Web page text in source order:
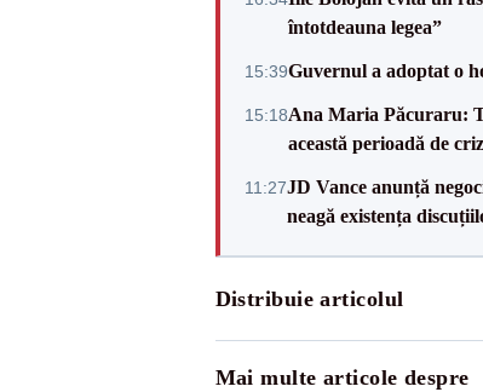
întotdeauna legea”
15:39Guvernul a adoptat o
15:18Ana Maria Păcuraru:
această perioadă de
11:27JD Vance anunță
neagă existența
Distribuie articolul
Mai multe articole despre